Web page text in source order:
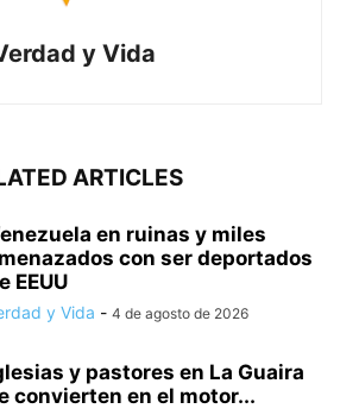
y Vida
ARTICLES
en ruinas y miles
con ser deportados
EEUU
y Vida - 4 de agosto de 2026
y pastores en La Guaira
convierten en el motor...